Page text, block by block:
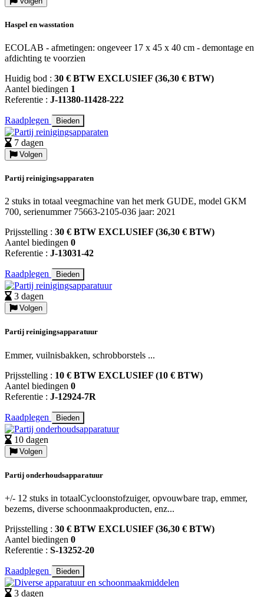
Haspel en wasstation
ECOLAB - afmetingen: ongeveer 17 x 45 x 40 cm - demontage en
afdichting te voorzien
Huidig bod : 30 € BTW EXCLUSIEF (36,30 € BTW)
Aantel biedingen 1
Referentie : J-11380-11428-222
Raadplegen Bieden
7 dagen
Volgen
Partij reinigingsapparaten
2 stuks in totaal veegmachine van het merk GUDE, model GKM
700, serienummer 75663-2105-036 jaar: 2021
Prijsstelling : 30 € BTW EXCLUSIEF (36,30 € BTW)
Aantel biedingen 0
Referentie : J-13031-42
Raadplegen Bieden
3 dagen
Volgen
Partij reinigingsapparatuur
Emmer, vuilnisbakken, schrobborstels ...
Prijsstelling : 10 € BTW EXCLUSIEF (10 € BTW)
Aantel biedingen 0
Referentie : J-12924-7R
Raadplegen Bieden
10 dagen
Volgen
Partij onderhoudsapparatuur
+/- 12 stuks in totaalCycloonstofzuiger, opvouwbare trap, emmer,
bezems, diverse schoonmaakproducten, enz...
Prijsstelling : 30 € BTW EXCLUSIEF (36,30 € BTW)
Aantel biedingen 0
Referentie : S-13252-20
Raadplegen Bieden
3 dagen